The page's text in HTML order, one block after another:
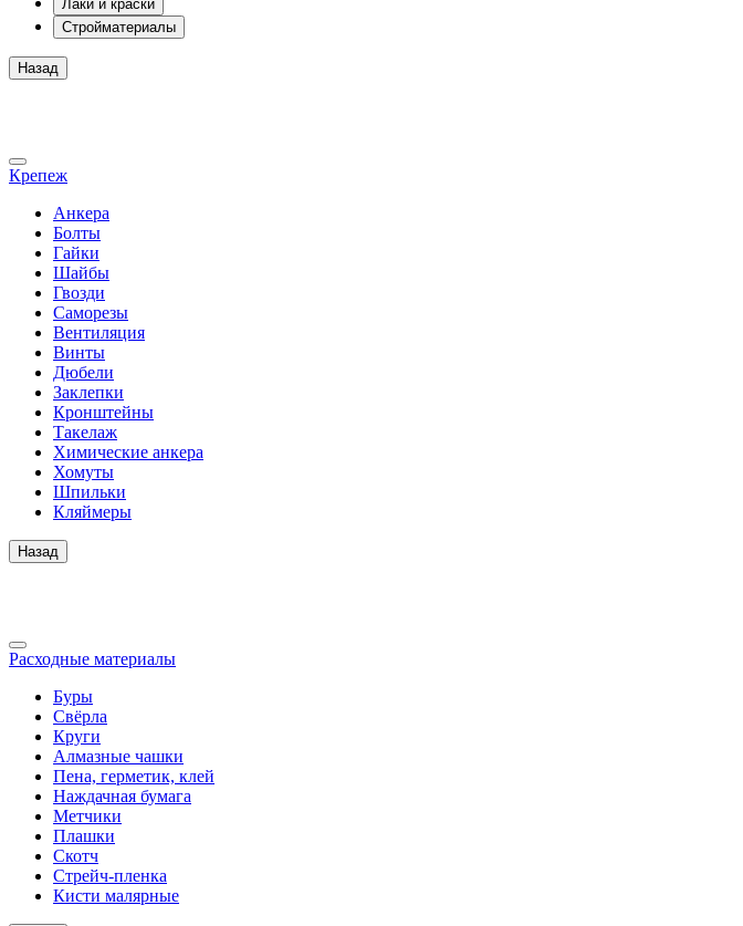
Лаки и краски
Стройматериалы
Назад
Крепеж
Анкера
Болты
Гайки
Шайбы
Гвозди
Саморезы
Вентиляция
Винты
Дюбели
Заклепки
Кронштейны
Такелаж
Химические анкера
Хомуты
Шпильки
Кляймеры
Назад
Расходные материалы
Буры
Свёрла
Круги
Алмазные чашки
Пена, герметик, клей
Наждачная бумага
Метчики
Плашки
Скотч
Стрейч-пленка
Кисти малярные